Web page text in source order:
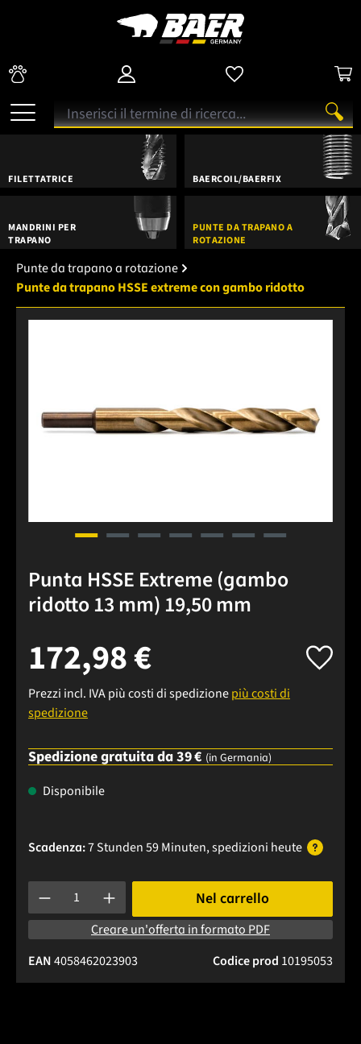
FILETTATRICE BAERCOIL/BAERFIX
MANDRINI PER
TRAPANO
PUNTE DA TRAPANO A
ROTAZIONE
Punte da trapano a rotazione
Punte da trapano HSSE extreme con gambo ridotto
Punta HSSE Extreme (gambo
ridotto 13 mm) 19,50 mm
172,98 €
Prezzi incl. IVA più costi di spedizionepiù costi di
spedizione
Spedizione gratuita da 39 € (in Germania)
Disponibile
Scadenza:7 Stunden 59 Minuten, spedizioni heute
Quantità del prodotto: inserisci la quantità desiderata o
Nel carrello
Creare un'offerta in formato PDF
Codice prod 10195053
EAN4058462023903